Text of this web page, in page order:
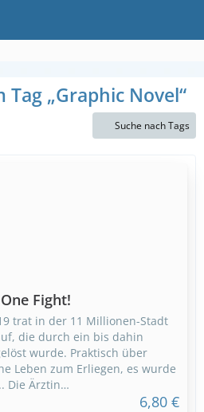
„Graphic Novel“
Suche nach Tags
Fight!
trat in der 11 Millionen-Stadt
die durch ein bis dahin
wurde. Praktisch über
Leben zum Erliegen, es wurde
Die Ärztin…
6,80 €